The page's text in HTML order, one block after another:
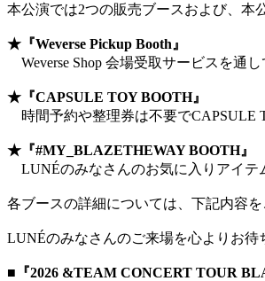
本公演では2つの販売ブースおよび、本
★『Weverse Pickup Booth』
Weverse Shop 会場受取サービスを通
★『CAPSULE TOY BOOTH』
時間予約や整理券は不要でCAPSULE
★『#MY_BLAZETHEWAY BOOTH』
LUNÉのみなさんのお気に入りアイテ
各ブースの詳細については、下記内容
LUNÉのみなさんのご来場を心よりお待
■『2026 &TEAM CONCERT TOUR